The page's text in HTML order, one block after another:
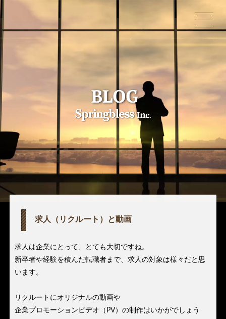
求人（リクルート）と動画
求人は企業にとって、とても大切ですね。
新卒者や経験を積んだ転職者まで、求人の対象は様々だと思
います。
リクルートにオリジナルの動画や
企業プロモーションビデオ（PV）の制作はいかがでしょう